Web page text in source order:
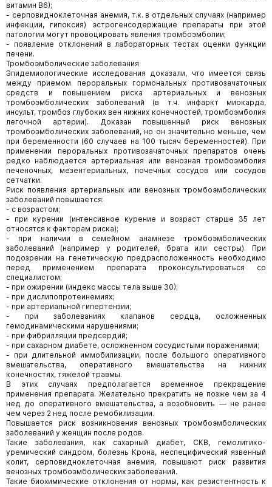
витамин В6);
- серповидноклеточная анемия, т.к. в отдельных случаях (например
инфекции, гипоксия) эстрогенсодержащие препараты при этой
патологии могут провоцировать явления тромбоэмболии;
- появление отклонений в лабораторных тестах оценки функции
печени.
Тромбоэмболические заболевания
Эпидемиологические исследования доказали, что имеется связь
между приемом пероральных гормональных противозачаточных
средств и повышением риска артериальных и венозных
тромбоэмболических заболеваний (в т.ч. инфаркт миокарда,
инсульт, тромбоз глубоких вен нижних конечностей, тромбоэмболия
легочной артерии). Доказан повышенный риск венозных
тромбоэмболических заболеваний, но он значительно меньше, чем
при беременности (60 случаев на 100 тысяч беременностей). При
применении пероральных противозачаточных препаратов очень
редко наблюдается артериальная или венозная тромбоэмболия
печеночных, мезентериальных, почечных сосудов или сосудов
сетчатки.
Риск появления артериальных или венозных тромбоэмболических
заболеваний повышается:
- с возрастом;
- при курении (интенсивное курение и возраст старше 35 лет
относятся к факторам риска);
- при наличии в семейном анамнезе тромбоэмболических
заболеваний (например у родителей, брата или сестры). При
подозрении на генетическую предрасположенность необходимо
перед применением препарата проконсультироваться со
специалистом;
- при ожирении (индекс массы тела выше 30);
- при дислипопротеинемиях;
- при артериальной гипертензии;
- при заболеваниях клапанов сердца, осложненных
гемодинамическими нарушениями;
- при фибрилляции предсердий;
- при сахарном диабете, осложненном сосудистыми поражениями;
- при длительной иммобилизации, после большого оперативного
вмешательства, оперативного вмешательства на нижних
конечностях, тяжелой травмы.
В этих случаях предполагается временное прекращение
применения препарата. Желательно прекратить не позже чем за 4
нед до оперативного вмешательства, а возобновить — не ранее
чем через 2 нед после ремобилизации.
Повышается риск возникновения венозных тромбоэмболических
заболеваний у женщин после родов.
Такие заболевания, как сахарный диабет, СКВ, гемолитико-
уремический синдром, болезнь Крона, неспецифический язвенный
колит, серповидноклеточная анемия, повышают риск развития
венозных тромбоэмболических заболеваний.
Такие биохимические отклонения от нормы, как резистентность к